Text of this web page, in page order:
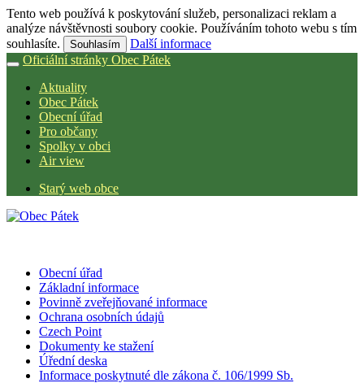
Tento web používá k poskytování služeb, personalizaci reklam a
analýze návštěvnosti soubory cookie. Používáním tohoto webu s tím
souhlasíte.
Souhlasím
Další informace
Oficiální stránky Obec Pátek
Aktuality
Obec Pátek
Obecní úřad
Pro občany
Spolky v obci
Air view
Starý web obce
Obecní úřad
Základní informace
Povinně zveřejňované informace
Ochrana osobních údajů
Czech Point
Dokumenty ke stažení
Úřední deska
Informace poskytnuté dle zákona č. 106/1999 Sb.